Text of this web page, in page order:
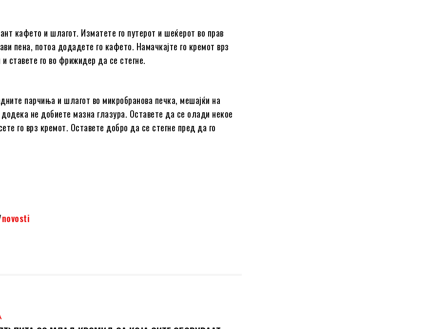
кафето и шлагот. Изматете го путерот и шеќерот во прав
пена, потоа додадете го кафето. Намачкајте го кремот врз
ставете го во фрижидер да се стегне.
парчиња и шлагот во микробранова печка, мешајќи на
не добиете мазна глазура. Оставете да се олади некое
го врз кремот. Оставете добро да се стегне пред да го
novosti